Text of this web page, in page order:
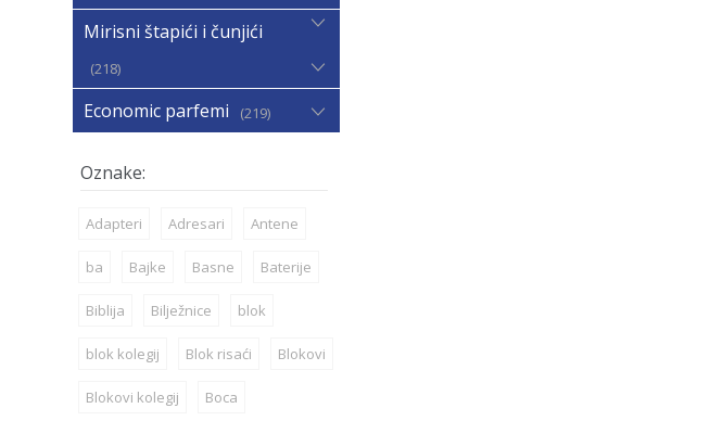
Mirisni štapići i čunjići
218
Economic parfemi 219
Adapteri Adresari Antene
ba Bajke Basne Baterije
Biblija Bilježnice blok
blok kolegij Blok risaći Blokovi
Blokovi kolegij Boca